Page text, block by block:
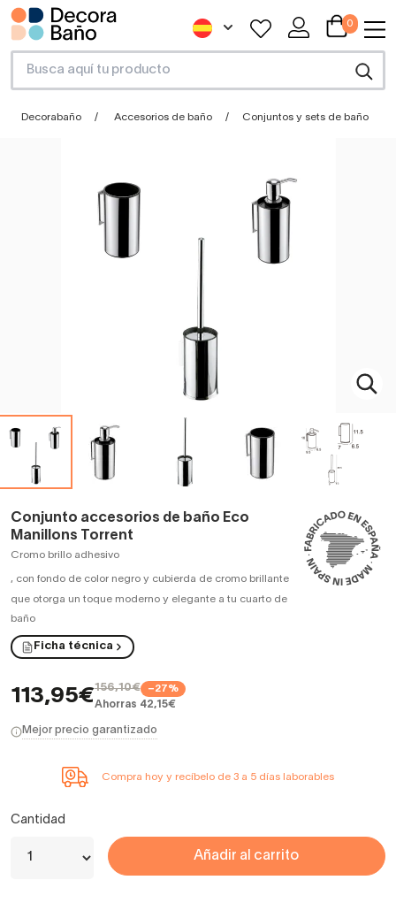
0
Decorabaño Accesorios de baño Conjuntos y sets de baño
Conjunto accesorios de baño Eco
Manillons Torrent
Cromo brillo adhesivo
, con fondo de color negro y cubierda de cromo brillante
que otorga un toque moderno y elegante a tu cuarto de
baño
Ficha técnica
113,95€156,10€ −27%
Ahorras 42,15€
Mejor precio garantizado
Compra hoy y recíbelo de 3 a 5 días laborables
Cantidad
Añadir al carrito